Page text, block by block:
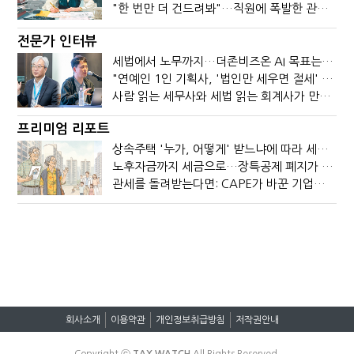
"한 번만 더 건드려봐"…직원에 폭발한 관세청장, 왜?
전문가 인터뷰
세법에서 노무까지…더존비즈온 AI 목표는 '전문가의 시간'
"연예인 1인 기획사, '법인만 세우면 절세' 시대 끝났다"
사람 읽는 세무사와 세법 읽는 회계사가 만나면?
프리미엄 리포트
상속주택 '누가, 어떻게' 받느냐에 따라 세금이 달라진다
노후자금까지 세금으로…장특공제 폐지가 부를 조세의 역설
관세를 돌려받는다면: CAPE가 바꾼 기업의 현금흐름
회사소개 이용약관 개인정보취급방침 저작권안내